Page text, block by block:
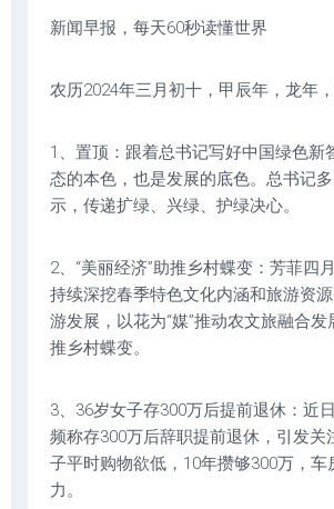
新闻早报，每天60秒读懂世界
农历2024年三月初十，甲辰年，龙年
1、置顶：跟着总书记写好中国绿色新
态的本色，也是发展的底色。总书记
示，传递扩绿、兴绿、护绿决心。
2、“美丽经济”助推乡村蝶变：芳菲四
持续深挖春季特色文化内涵和旅游资
游发展，以花为“媒”推动农文旅融合发
推乡村蝶变。
3、36岁女子存300万后提前退休：近
频称存300万后辞职提前退休，引发关
子平时购物欲低，10年攒够300万，车
力。